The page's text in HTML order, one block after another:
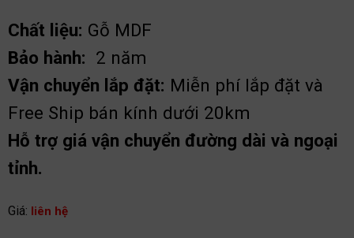
Chất liệu: Gỗ MDF
Bảo hành: 2 năm
Vận chuyển lắp đặt: Miễn phí lắp đặt và
Free Ship bán kính dưới 20km
Hỗ trợ giá vận chuyển đường dài và ngoại
tỉnh.
Giá: liên hệ